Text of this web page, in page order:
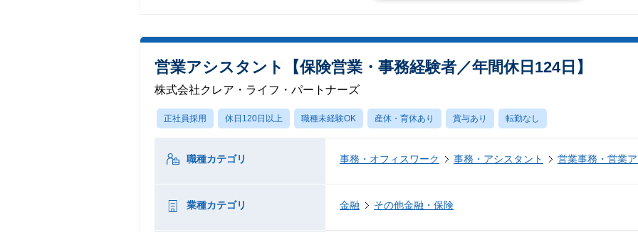
営業アシスタント【保険営業・事務経験者／年間休日124日】
株式会社クレア・ライフ・パートナーズ
正社員採用 休日120日以上 職種未経験OK 産休・育休あり 賞与あり 転勤なし
職種カテゴリ 事務・オフィスワーク 事務・アシスタント 営業事務・営業
業種カテゴリ 金融 その他金融・保険